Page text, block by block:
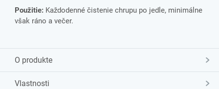
Použitie: Každodenné čistenie chrupu po jedle, minimálne
však ráno a večer.
O produkte
Vlastnosti